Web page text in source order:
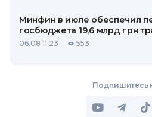
Минфин в июле обеспечил
госбюджета 19,6 млрд грн
06.08 11:23 553
Подпишитесь